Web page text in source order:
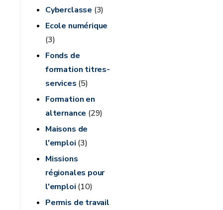
Cyberclasse (3)
Ecole numérique
(3)
Fonds de
formation titres-
services (5)
Formation en
alternance (29)
Maisons de
l'emploi (3)
Missions
régionales pour
l'emploi (10)
Permis de travail